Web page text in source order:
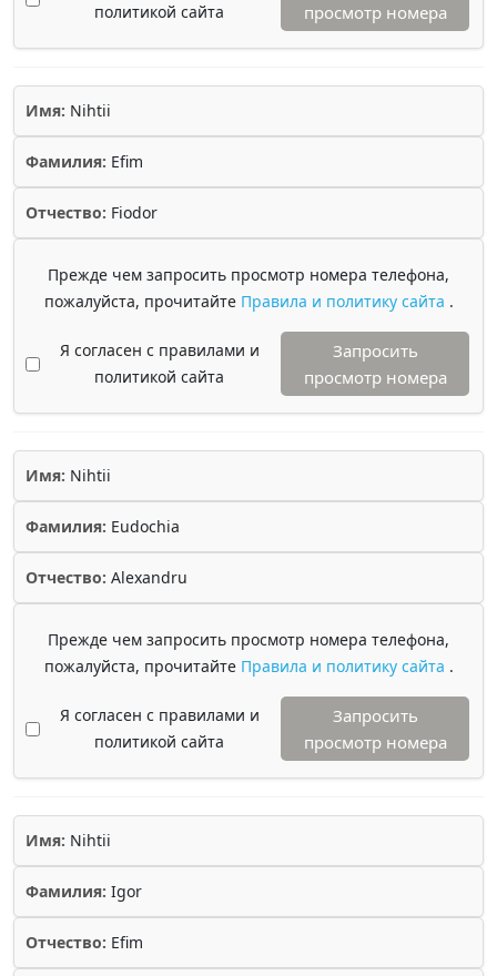
политикой сайта
просмотр номера
Имя: Nihtii
Фамилия: Efim
Отчество: Fiodor
Прежде чем запросить просмотр номера телефона,
пожалуйста, прочитайте Правила и политику сайта .
Я согласен с правилами и
политикой сайта
Запросить
просмотр номера
Имя: Nihtii
Фамилия: Eudochia
Отчество: Alexandru
Прежде чем запросить просмотр номера телефона,
пожалуйста, прочитайте Правила и политику сайта .
Я согласен с правилами и
политикой сайта
Запросить
просмотр номера
Имя: Nihtii
Фамилия: Igor
Отчество: Efim